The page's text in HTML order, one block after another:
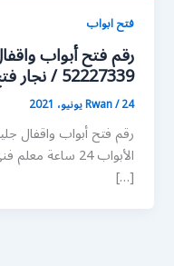
فتح ابواب
رقم فتح أبواب
52227339 / نجار فتح اقفال الأبواب 24 ساعة
Rwan/24 يونيو، 2021
رقم فتح أبواب واقفال
الأبواب 24
[…]